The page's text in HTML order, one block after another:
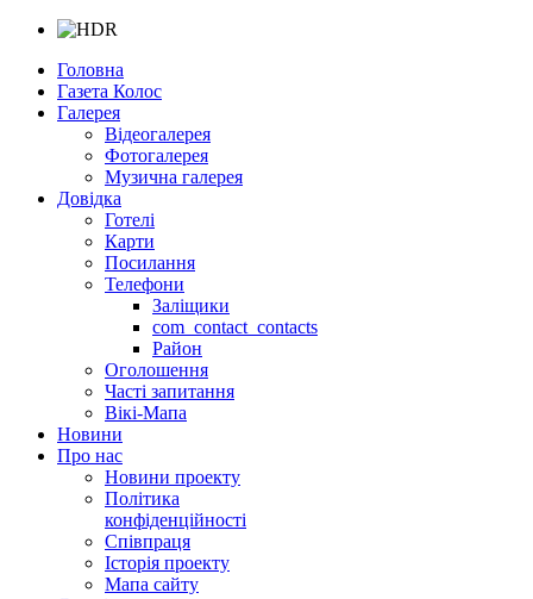
Головна
Газета Колос
Галерея
Відеогалерея
Фотогалерея
Музична галерея
Довідка
Готелі
Карти
Посилання
Телефони
Заліщики
com_contact_contacts
Район
Оголошення
Часті запитання
Вікі-Мапа
Новини
Про нас
Новини проекту
Політика
конфіденційності
Співпраця
Історія проекту
Мапа сайту